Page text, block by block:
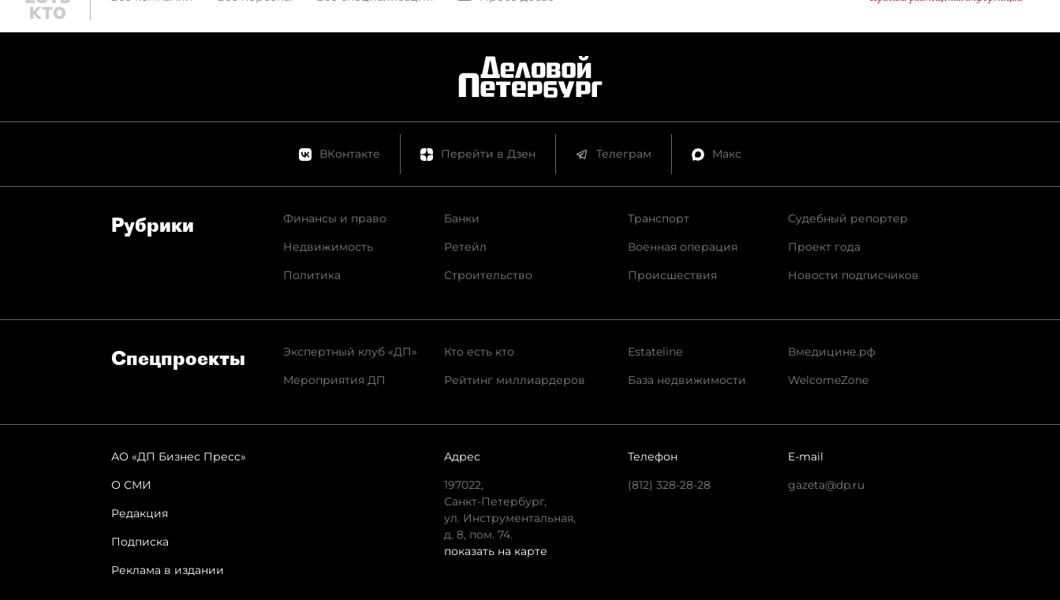
ВКонтакте Перейти в Дзен Телеграм Макс
Рубрики
Финансы и право
Недвижимость
Политика
Банки
Ретейл
Строительство
Транспорт
Военная операция
Происшествия
Судебный репортер
Проект года
Новости подписчиков
Спец­проекты
Экспертный клуб «ДП»
Мероприятия ДП
Кто есть кто
Рейтинг миллиардеров
Estateline
База недвижимости
Вмедицине.рф
WelcomeZone
АО «ДП Бизнес Пресс»
О СМИ
Редакция
Подписка
Реклама в издании
Адрес
197022,
Санкт-Петербург,
ул. Инструментальная,
д. 8, пом. 74.
показать на карте
Телефон
(812) 328-28-28
E-mail
gazeta@dp.ru